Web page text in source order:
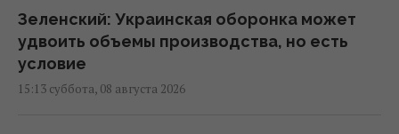
Зеленский: Украинская оборонка может
удвоить объемы производства, но есть
условие
15:13 суббота, 08 августа 2026